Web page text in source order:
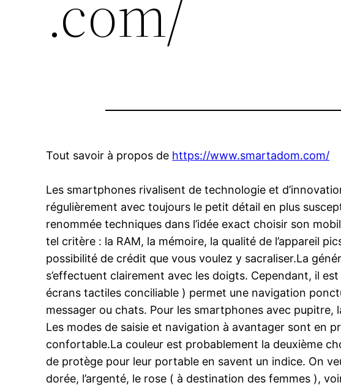
Tout savoir à propos de https://www.smartadom.com/
Les smartphones rivalisent de technologie et
régulièrement avec toujours le petit détail en plus
renommée techniques dans l’idée exact choisir son
tel critère : la RAM, la mémoire, la qualité de l’appareil
possibilité de crédit que vous voulez y sacraliser.La
s’effectuent clairement avec les doigts. Cependant, il
écrans tactiles conciliable ) permet une navigation
messager ou chats. Pour les smartphones avec
Les modes de saisie et navigation à avantager sont en
confortable.La couleur est probablement la deuxième
de protège pour leur portable en savent un indice. On
dorée, l’argenté, le rose ( à destination des femmes ),